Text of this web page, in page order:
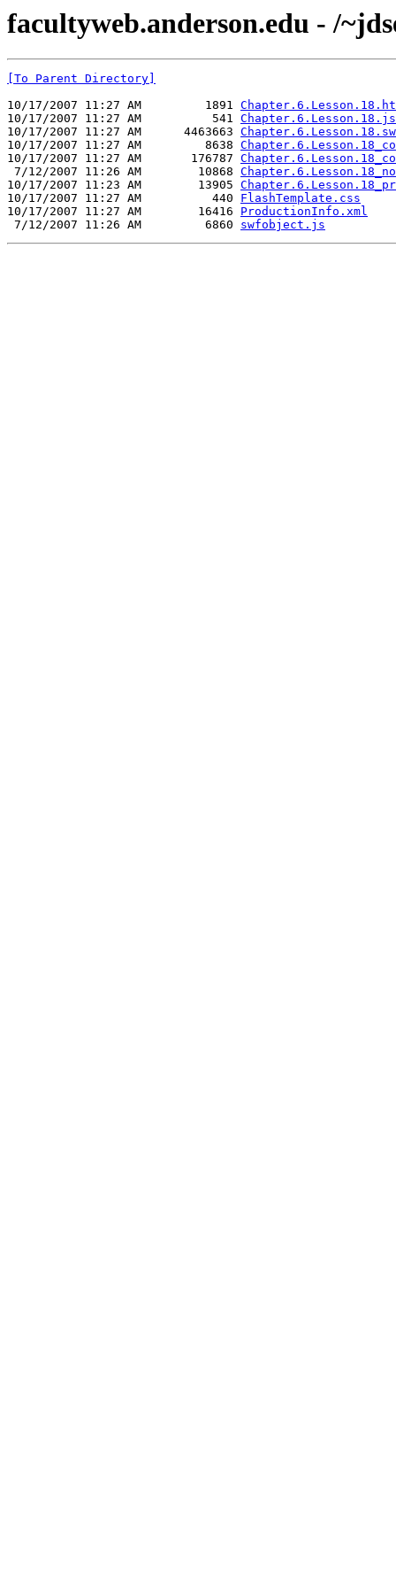
facultyweb.anderson.edu - /
[To Parent Directory]
10/17/2007 11:27 AM         1891
10/17/2007 11:27 AM          541 Chapter.6.Lesson.18.js
10/17/2007 11:27 AM      4463663
10/17/2007 11:27 AM         8638
10/17/2007 11:27 AM       176787
7/12/2007 11:26 AM        10868
10/17/2007 11:23 AM        13905
10/17/2007 11:27 AM          440 FlashTemplate.css
10/17/2007 11:27 AM        16416 ProductionInfo.xml
7/12/2007 11:26 AM         6860 swfobject.js